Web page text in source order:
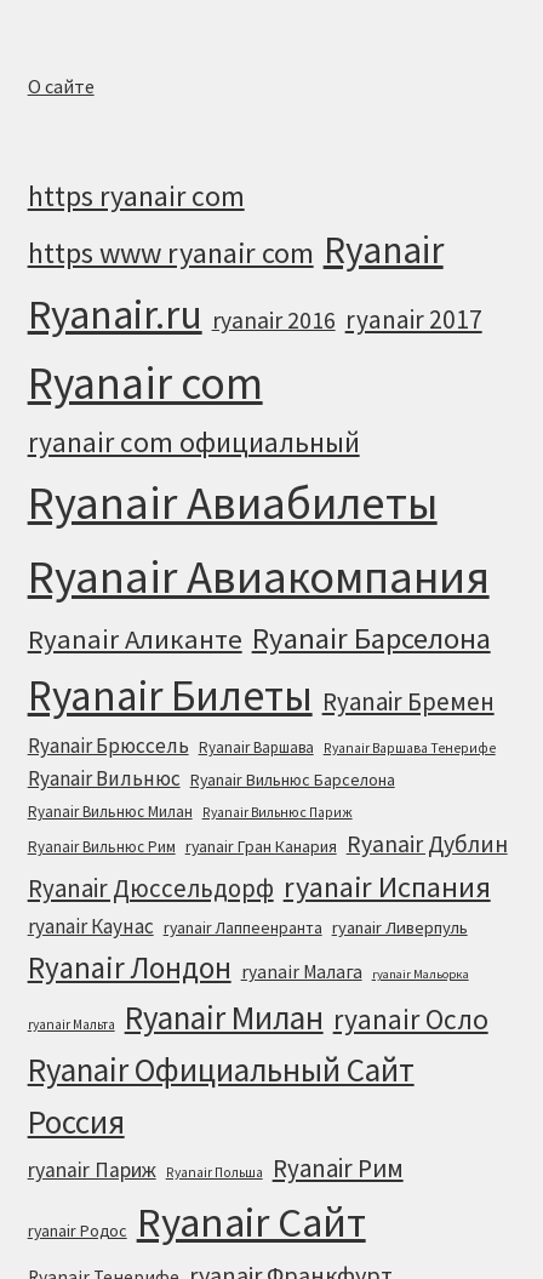
О сайте
https ryanair com
https www ryanair com Ryanair
Ryanair.ru ryanair 2016 ryanair 2017
Ryanair com
ryanair com официальный
Ryanair Авиабилеты
Ryanair Авиакомпания
Ryanair Аликанте Ryanair Барселона
Ryanair Билеты Ryanair Бремен
Ryanair Брюссель Ryanair Варшава Ryanair Варшава Тенерифе
Ryanair Вильнюс Ryanair Вильнюс Барселона
Ryanair Вильнюс Милан Ryanair Вильнюс Париж
Ryanair Вильнюс Рим ryanair Гран Канария Ryanair Дублин
Ryanair Дюссельдорф ryanair Испания
ryanair Каунас ryanair Лаппеенранта ryanair Ливерпуль
Ryanair Лондон ryanair Малага ryanair Мальорка
ryanair Мальта Ryanair Милан ryanair Осло
Ryanair Официальный Cайт
Россия
ryanair Париж Ryanair Польша Ryanair Рим
ryanair Родос Ryanair Сайт